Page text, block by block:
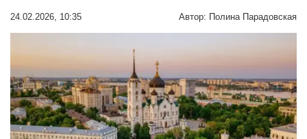
24.02.2026, 10:35 Автор: Полина Парадовская